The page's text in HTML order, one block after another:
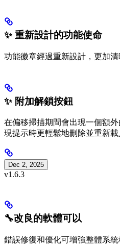
✨ 重新設計的功能使命
功能徽章經過重新設計，更加清
✨ 附加解鎖按鈕
在偏移掃描期間會出現一個額
現提示時更輕鬆地刪除並重新
Dec 2, 2025
v1.6.3
🔧改良的軟體可以
錯誤修復和優化可增強整體系